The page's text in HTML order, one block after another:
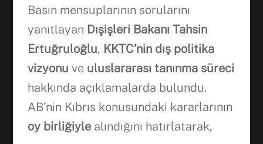
Basın mensuplarının sorularını
yanıtlayan Dışişleri Bakanı Tahsin
Ertuğruloğlu, KKTC’nin dış politika
vizyonu ve uluslararası tanınma süreci
hakkında açıklamalarda bulundu.
AB’nin Kıbrıs konusundaki kararlarının
oy birliğiylealındığını hatırlatarak,